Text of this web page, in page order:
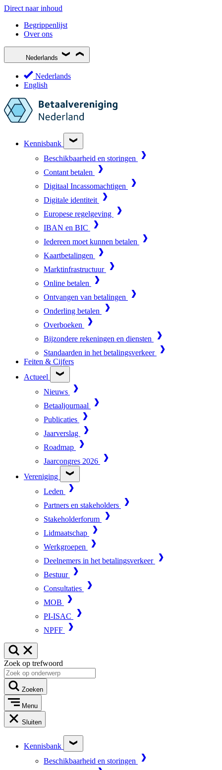
Direct naar inhoud
Begrippenlijst
Over ons
Nederlands
Nederlands
English
Kennisbank
Beschikbaarheid en storingen
Contant betalen
Digitaal Incassomachtigen
Digitale identiteit
Europese regelgeving
IBAN en BIC
Iedereen moet kunnen betalen
Kaartbetalingen
Marktinfrastructuur
Online betalen
Ontvangen van betalingen
Onderling betalen
Overboeken
Bijzondere rekeningen en diensten
Standaarden in het betalingsverkeer
Feiten & Cijfers
Actueel
Nieuws
Betaaljournaal
Publicaties
Jaarverslag
Roadmap
Jaarcongres 2026
Vereniging
Leden
Partners en stakeholders
Stakeholderforum
Lidmaatschap
Werkgroepen
Deelnemers in het betalingsverkeer
Bestuur
Consultaties
MOB
PI-ISAC
NPFF
Zoek op trefwoord
Zoeken
Menu
Sluiten
Kennisbank
Beschikbaarheid en storingen